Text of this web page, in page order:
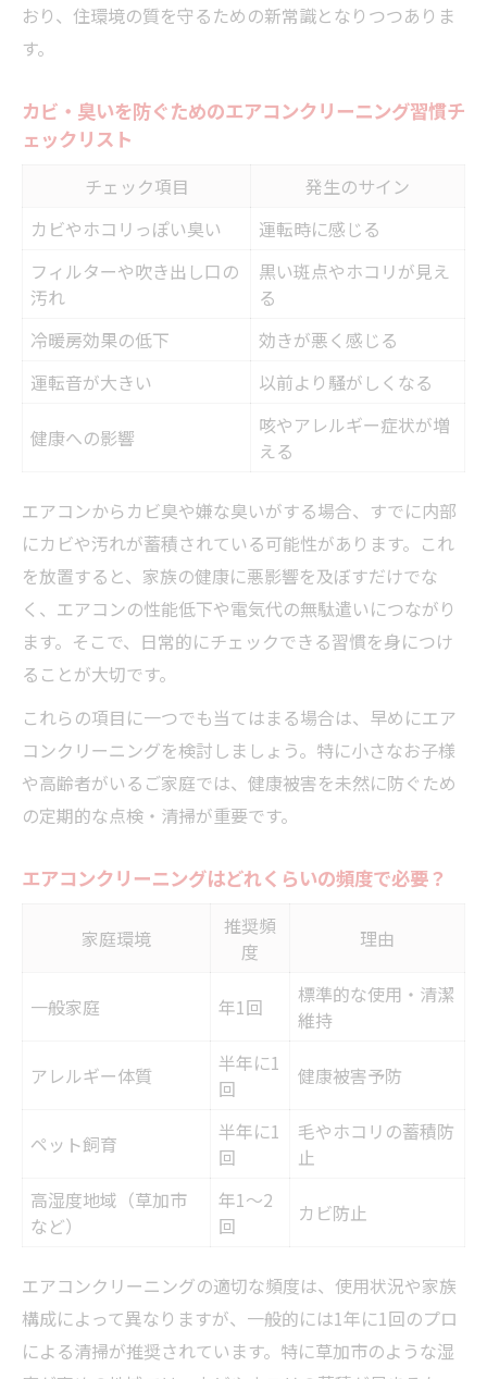
おり、住環境の質を守るための新常識となりつつありま
す。
カビ・臭いを防ぐためのエアコンクリーニング習慣チ
ェックリスト
チェック項目
発生のサイン
カビやホコリっぽい臭い
運転時に感じる
フィルターや吹き出し口の
汚れ
黒い斑点やホコリが見え
る
冷暖房効果の低下
効きが悪く感じる
運転音が大きい
以前より騒がしくなる
健康への影響
咳やアレルギー症状が増
える
エアコンからカビ臭や嫌な臭いがする場合、すでに内部
にカビや汚れが蓄積されている可能性があります。これ
を放置すると、家族の健康に悪影響を及ぼすだけでな
く、エアコンの性能低下や電気代の無駄遣いにつながり
ます。そこで、日常的にチェックできる習慣を身につけ
ることが大切です。
これらの項目に一つでも当てはまる場合は、早めにエア
コンクリーニングを検討しましょう。特に小さなお子様
や高齢者がいるご家庭では、健康被害を未然に防ぐため
の定期的な点検・清掃が重要です。
エアコンクリーニングはどれくらいの頻度で必要？
家庭環境
推奨頻
度
理由
一般家庭 年1回
標準的な使用・清潔
維持
アレルギー体質
半年に1
回
健康被害予防
ペット飼育
半年に1
回
毛やホコリの蓄積防
止
高湿度地域（草加市
など）
年1～2
回
カビ防止
エアコンクリーニングの適切な頻度は、使用状況や家族
構成によって異なりますが、一般的には1年に1回のプロ
による清掃が推奨されています。特に草加市のような湿